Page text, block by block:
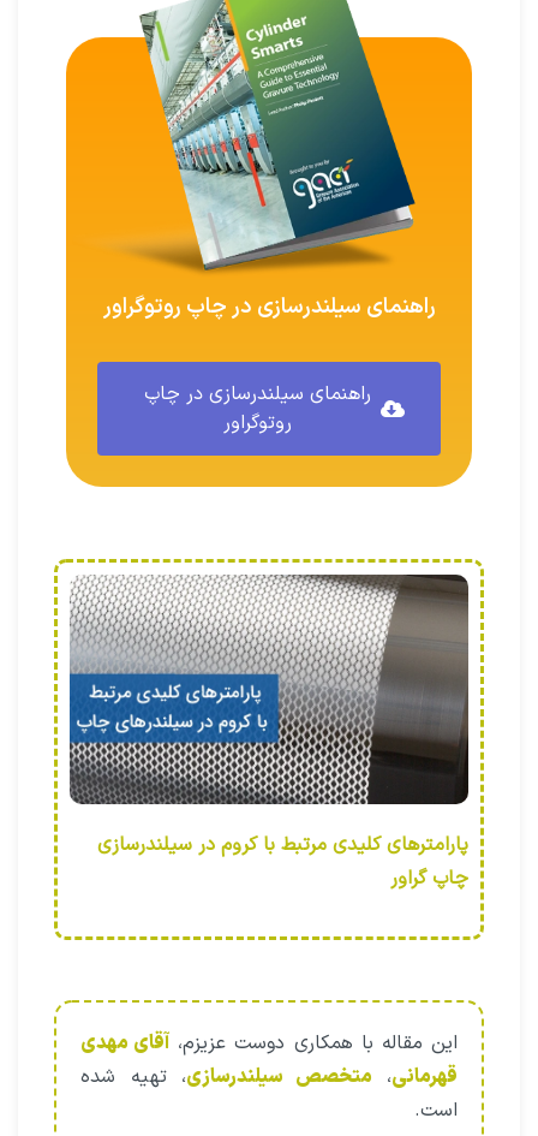
راهنمای سیلندرسازی در چاپ روتوگراور
راهنمای سیلندرسازی در چاپ
روتوگراور
پارامترهای کلیدی مرتبط با کروم در سیلندرسازی
چاپ گراور
این مقاله با همکاری دوست عزیزم، آقای مهدی
قهرمانی، متخصص سیلندرسازی، تهیه شده
است.